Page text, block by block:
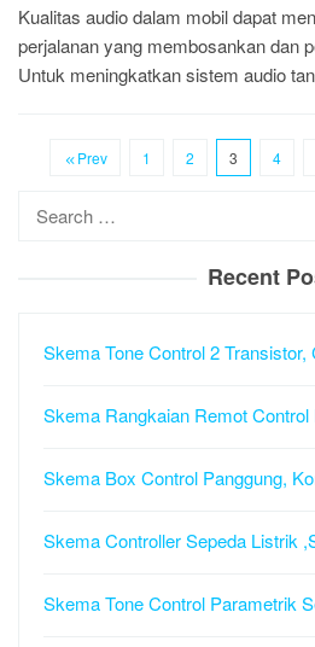
Kualitas audio dalam mobil dapat
perjalanan yang membosankan dan
Untuk meningkatkan sistem audio
Prev 1 2 3 4
Search
Recent
Skema Tone Control 2
Skema Rangkaian Remot
Skema Box Control Panggung,
Skema Controller Sepeda Listrik
Skema Tone Control Parametrik